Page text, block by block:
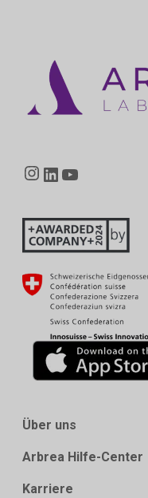
Instagram
LinkedIn
Über uns
Arbrea Hilfe-Center
Karriere